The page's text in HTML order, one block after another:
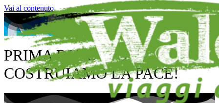
Vai al contenuto
PRIMA DI TUTTO
COSTRUIAMO LA PACE!